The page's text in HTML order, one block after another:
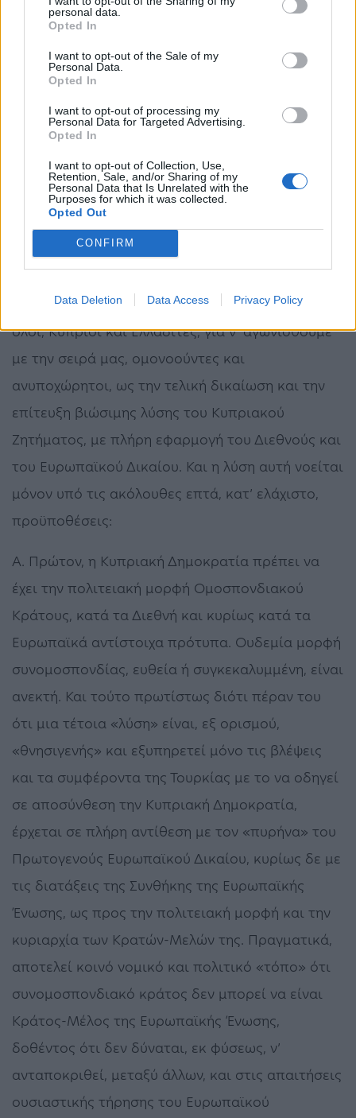
personal data.
Opted In
I want to opt-out of the Sale of my
Personal Data.
Opted In
I want to opt-out of processing my
Personal Data for Targeted Advertising.
Opted In
I want to opt-out of Collection, Use,
Retention, Sale, and/or Sharing of my
Personal Data that Is Unrelated with the
Purposes for which it was collected.
Opted Out
CONFIRM
Data Deletion Data Access Privacy Policy
προσωπικότητά τους. Πολλώ μάλλον, όταν στην
σύγχρονη εποχή έχουν την «πικρή» εμπειρία των,
έστω και «παρενθετικών», δικτατορικών
περιόδων, οι οποίες στοίχισαν ακόμη και
τμήματα του Εθνικού μας Κορμού. Έτσι εξηγείται
και το γεγονός ότι στους Έλληνες η πιο «οικεία»
μορφή οργάνωσης και εφαρμογής των θεσμών
της Αντιπροσωπευτικής Δημοκρατίας είναι η
Κοινοβουλευτική, ως προς τον πυρήνα της,
Δημοκρατία.
μας υποχρεώνουν σήμερα να συστρατευθούμε
όλοι, Κύπριοι και Ελλαδίτες, για ν’ αγωνισθούμε
με την σειρά μας, ομονοούντες και
ανυποχώρητοι, ως την τελική δικαίωση και την
επίτευξη βιώσιμης λύσης του Κυπριακού
Ζητήματος, με πλήρη εφαρμογή του Διεθνούς και
του Ευρωπαϊκού Δικαίου. Και η λύση αυτή νοείται
μόνον υπό τις ακόλουθες επτά, κατ’ ελάχιστο,
προϋποθέσεις:
Α. Πρώτον, η Κυπριακή Δημοκρατία πρέπει να
έχει την πολιτειακή μορφή Ομοσπονδιακού
Κράτους, κατά τα Διεθνή και κυρίως κατά τα
Ευρωπαϊκά αντίστοιχα πρότυπα. Ουδεμία μορφή
συνομοσπονδίας, ευθεία ή συγκεκαλυμμένη, είναι
ανεκτή. Και τούτο πρωτίστως διότι πέραν του
ότι μια τέτοια «λύση» είναι, εξ ορισμού,
«θνησιγενής» και εξυπηρετεί μόνο τις βλέψεις
και τα συμφέροντα της Τουρκίας με το να οδηγεί
σε αποσύνθεση την Κυπριακή Δημοκρατία,
έρχεται σε πλήρη αντίθεση με τον «πυρήνα» του
Πρωτογενούς Ευρωπαϊκού Δικαίου, κυρίως δε με
τις διατάξεις της Συνθήκης της Ευρωπαϊκής
Ένωσης, ως προς την πολιτειακή μορφή και την
κυριαρχία των Κρατών-Μελών της. Πραγματικά,
αποτελεί κοινό νομικό και πολιτικό «τόπο» ότι
συνομοσπονδιακό κράτος δεν μπορεί να είναι
Κράτος-Μέλος της Ευρωπαϊκής Ένωσης,
δοθέντος ότι δεν δύναται, εκ φύσεως, ν’
ανταποκριθεί, μεταξύ άλλων, και στις απαιτήσεις
ουσιαστικής τήρησης του Ευρωπαϊκού